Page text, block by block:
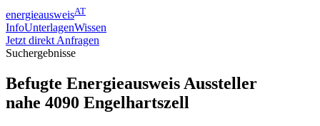
energieausweisAT
InfoUnterlagenWissen
Jetzt direkt Anfragen
Suchergebnisse
Befugte Energieausweis Aussteller
nahe 4090 Engelhartszell